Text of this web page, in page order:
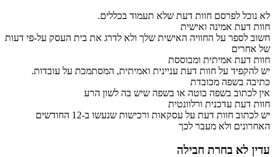
לא נוכל לפרסם חוות דעת שלא תעמוד בכללים.
חוות דעת אמינה ואישית
חשוב לספר על החוויה האישית שלך ולא לדרג את בית העסק על-פי דעות
של אחרים
חוות דעת אמיתית ומבוססת
יש להקפיד על חוות דעת עניינית ואמיתית, המסתמכת על עובדות.
כתיבה בשפה מכובדת
אין לכתוב בשפה בוטה או בשפה שיש בה לשון הרע
חוות דעת עדכנית ורלוונטית
יש לכתוב חוות דעת על עסקאות ורכישות שנעשו ב-12 החודשים
האחרונים ולא מעבר לכך
עדין לא בחרת חבילה